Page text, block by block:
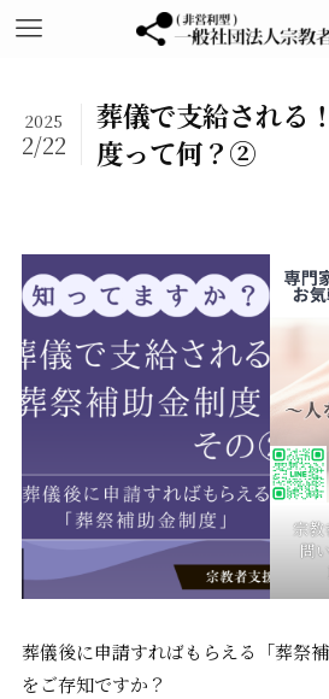
葬儀で支給される
度って何？②
2025
2/22
宗教
問
葬儀後に申請すればもらえる「葬祭
をご存知ですか？